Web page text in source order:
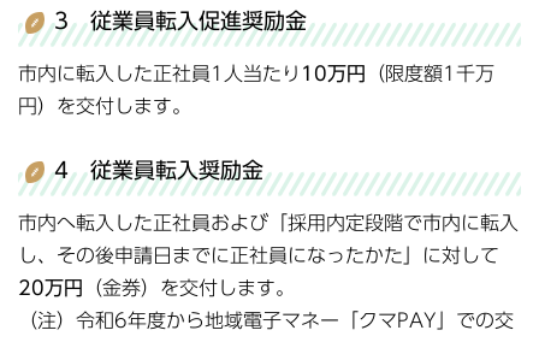
3 従業員転入促進奨励金
市内に転入した正社員1人当たり 10万円
（限度額1千万
円）を交付します。
4 従業員転入奨励金
市内へ転入した正社員および「採用内定段階で市内に転入
し、その後申請日までに正社員になったかた」に対して
20万円
（金券）を交付します。
（注）令和6年度から地域電子マネー「クマPAY」での交